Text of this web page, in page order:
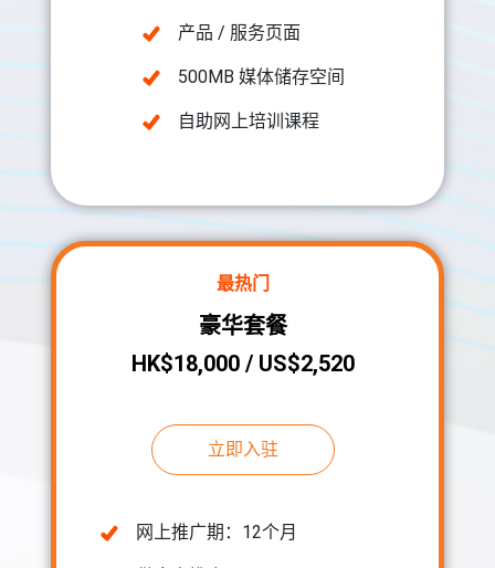
产品 / 服务页面
500MB 媒体储存空间
自助网上培训课程
最热门
豪华套餐
HK$18,000 / US$2,520
立即入驻
网上推广期：12个月